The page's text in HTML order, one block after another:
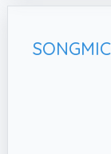
y
para el
diseño
✔️